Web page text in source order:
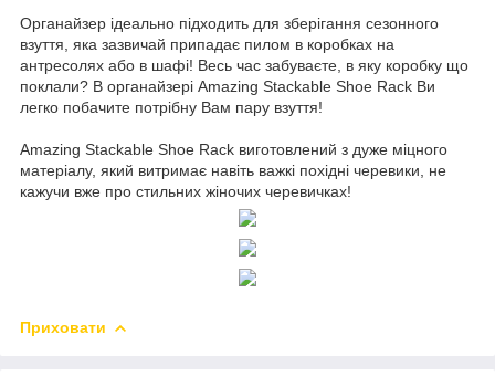
Органайзер ідеально підходить для зберігання сезонного
взуття, яка зазвичай припадає пилом в коробках на
антресолях або в шафі! Весь час забуваєте, в яку коробку що
поклали? В органайзері Amazing Stackable Shoe Rack Ви
легко побачите потрібну Вам пару взуття!
Amazing Stackable Shoe Rack виготовлений з дуже міцного
матеріалу, який витримає навіть важкі похідні черевики, не
кажучи вже про стильних жіночих черевичках!
Приховати